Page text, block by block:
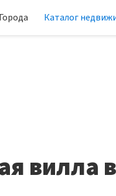
Города Каталог
вилла